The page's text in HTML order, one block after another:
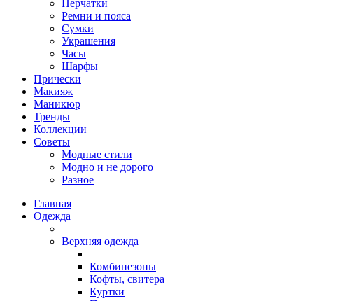
Перчатки
Ремни и пояса
Сумки
Украшения
Часы
Шарфы
Прически
Макияж
Маникюр
Тренды
Коллекции
Советы
Модные стили
Модно и не дорого
Разное
Главная
Одежда
Верхняя одежда
Комбинезоны
Кофты, свитера
Куртки